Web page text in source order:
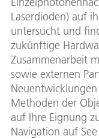
Laserdioden) auf
untersucht und
zukünftige
Zusammenarbeit
sowie externen
Methoden der
auf Ihre Eignung
Navigation auf